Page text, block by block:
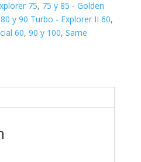
75, 75 y 85 - Golden
80 y 90 Turbo - Explorer II 60,
60, 90 y 100, Same